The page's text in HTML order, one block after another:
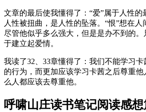
文章的最后使我懂得了：“爱”属于人性的
人性被扭曲，是人性的坠落。“恨”想在人
尽管他似乎多么强大，但是是办不到的
于建立起爱情。
我读了32、33章懂得了：我们不能学习
的行为，而更加应该学习卡茜之后尊重
么人都应该去尊重他。
呼啸山庄读书笔记阅读感想